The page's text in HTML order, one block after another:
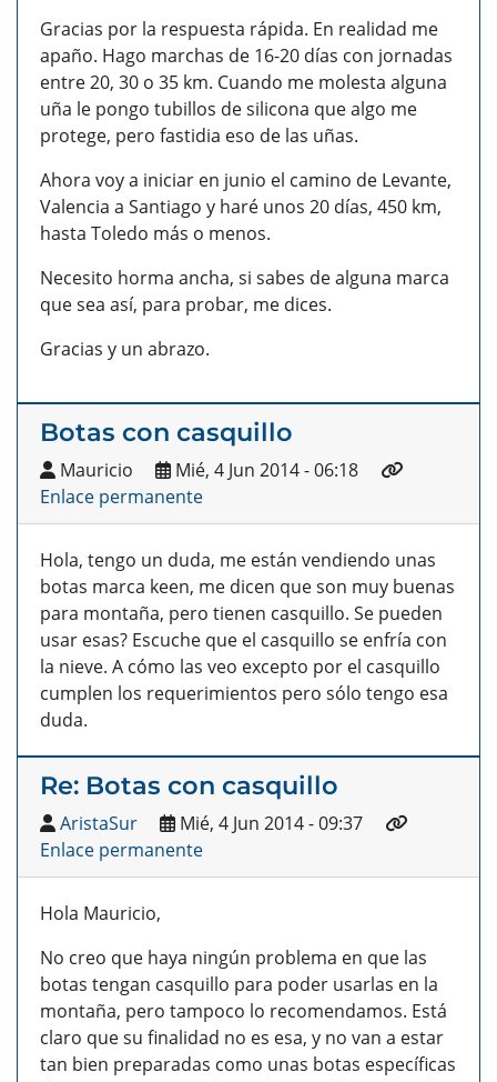
Gracias por la respuesta rápida. En realidad me
apaño. Hago marchas de 16-20 días con jornadas
entre 20, 30 o 35 km. Cuando me molesta alguna
uña le pongo tubillos de silicona que algo me
protege, pero fastidia eso de las uñas.
Ahora voy a iniciar en junio el camino de Levante,
Valencia a Santiago y haré unos 20 días, 450 km,
hasta Toledo más o menos.
Necesito horma ancha, si sabes de alguna marca
que sea así, para probar, me dices.
Gracias y un abrazo.
Botas con casquillo
Mauricio
Mié, 4 Jun 2014 - 06:18
Enlace permanente
Hola, tengo un duda, me están vendiendo unas
botas marca keen, me dicen que son muy buenas
para montaña, pero tienen casquillo. Se pueden
usar esas? Escuche que el casquillo se enfría con
la nieve. A cómo las veo excepto por el casquillo
cumplen los requerimientos pero sólo tengo esa
duda.
Re: Botas con casquillo
AristaSur
Mié, 4 Jun 2014 - 09:37
Enlace permanente
Hola Mauricio,
No creo que haya ningún problema en que las
botas tengan casquillo para poder usarlas en la
montaña, pero tampoco lo recomendamos. Está
claro que su finalidad no es esa, y no van a estar
tan bien preparadas como unas botas específicas